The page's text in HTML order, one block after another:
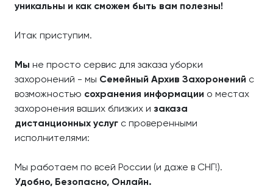
уникальны и как сможем быть вам полезны!
Итак приступим.
Мы не просто сервис для заказа уборки
захоронений - мы Семейный Архив Захоронений с
возможностью сохранения информации о местах
захоронения ваших близких и заказа
дистанционных услуг с проверенными
исполнителями:
Мы работаем по всей России (и даже в СНГ!).
Удобно, Безопасно, Онлайн.